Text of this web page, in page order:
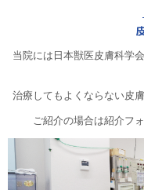
当院には日本獣医皮膚科学
治療してもよくならない皮
ご紹介の場合は紹介フ